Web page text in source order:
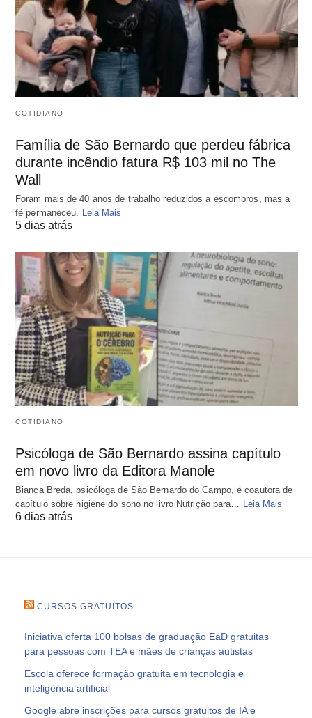
COTIDIANO
Família de São Bernardo que perdeu fábrica
durante incêndio fatura R$ 103 mil no The
Wall
Foram mais de 40 anos de trabalho reduzidos a escombros, mas a
fé permaneceu. Leia Mais
5 dias atrás
COTIDIANO
Psicóloga de São Bernardo assina capítulo
em novo livro da Editora Manole
Bianca Breda, psicóloga de São Bernardo do Campo, é coautora de
capítulo sobre higiene do sono no livro Nutrição para…
Leia Mais
6 dias atrás
CURSOS GRATUITOS
Iniciativa oferta 100 bolsas de graduação EaD gratuitas
para pessoas com TEA e mães de crianças autistas
Escola oferece formação gratuita em tecnologia e
inteligência artificial
Google abre inscrições para cursos gratuitos de IA e